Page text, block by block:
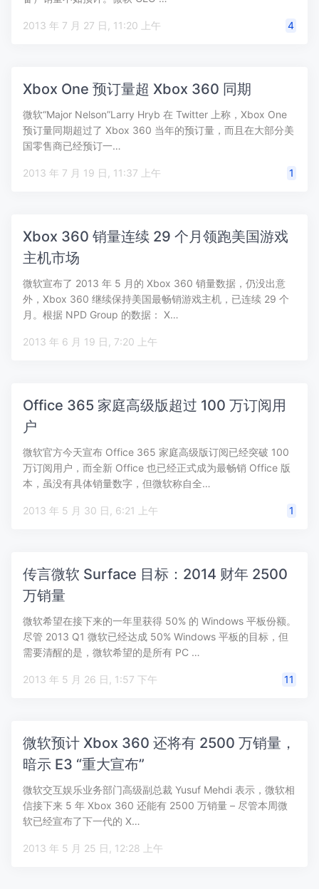
2013 年 7 月 27 日, 11:20 上午 4
Xbox One 预订量超 Xbox 360 同期
微软“Major Nelson”Larry Hryb 在 Twitter 上称，Xbox One
预订量同期超过了 Xbox 360 当年的预订量，而且在大部分美
国零售商已经预订一…
2013 年 7 月 19 日, 11:37 上午 1
Xbox 360 销量连续 29 个月领跑美国游戏
主机市场
微软宣布了 2013 年 5 月的 Xbox 360 销量数据，仍没出意
外，Xbox 360 继续保持美国最畅销游戏主机，已连续 29 个
月。根据 NPD Group 的数据： X…
2013 年 6 月 19 日, 7:20 上午
Office 365 家庭高级版超过 100 万订阅用
户
微软官方今天宣布 Office 365 家庭高级版订阅已经突破 100
万订阅用户，而全新 Office 也已经正式成为最畅销 Office 版
本，虽没有具体销量数字，但微软称自全…
2013 年 5 月 30 日, 6:21 上午 1
传言微软 Surface 目标：2014 财年 2500
万销量
微软希望在接下来的一年里获得 50% 的 Windows 平板份额。
尽管 2013 Q1 微软已经达成 50% Windows 平板的目标，但
需要清醒的是，微软希望的是所有 PC …
2013 年 5 月 26 日, 1:57 下午 11
微软预计 Xbox 360 还将有 2500 万销量，
暗示 E3 “重大宣布”
微软交互娱乐业务部门高级副总裁 Yusuf Mehdi 表示，微软相
信接下来 5 年 Xbox 360 还能有 2500 万销量 – 尽管本周微
软已经宣布了下一代的 X…
2013 年 5 月 25 日, 12:28 上午